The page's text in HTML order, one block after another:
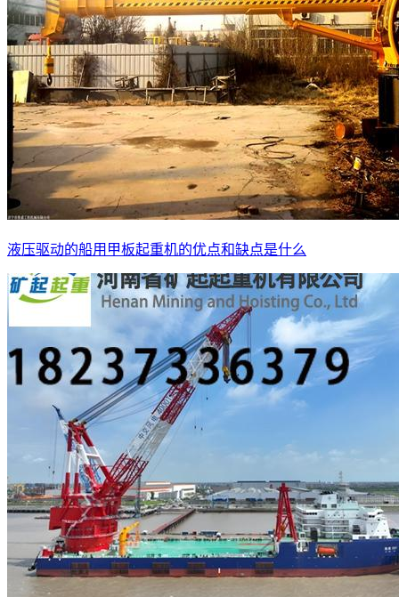
液压驱动的船用甲板起重机的优点和缺点是什么